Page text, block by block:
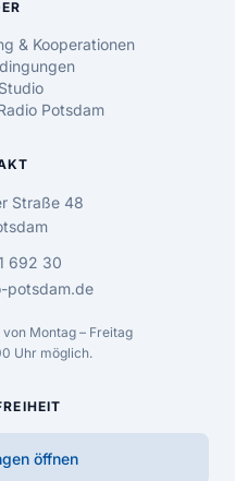
& Kooperationen
Potsdam
Straße 48
692 30
potsdam.de
Montag – Freitag
Uhr möglich.
öffnen